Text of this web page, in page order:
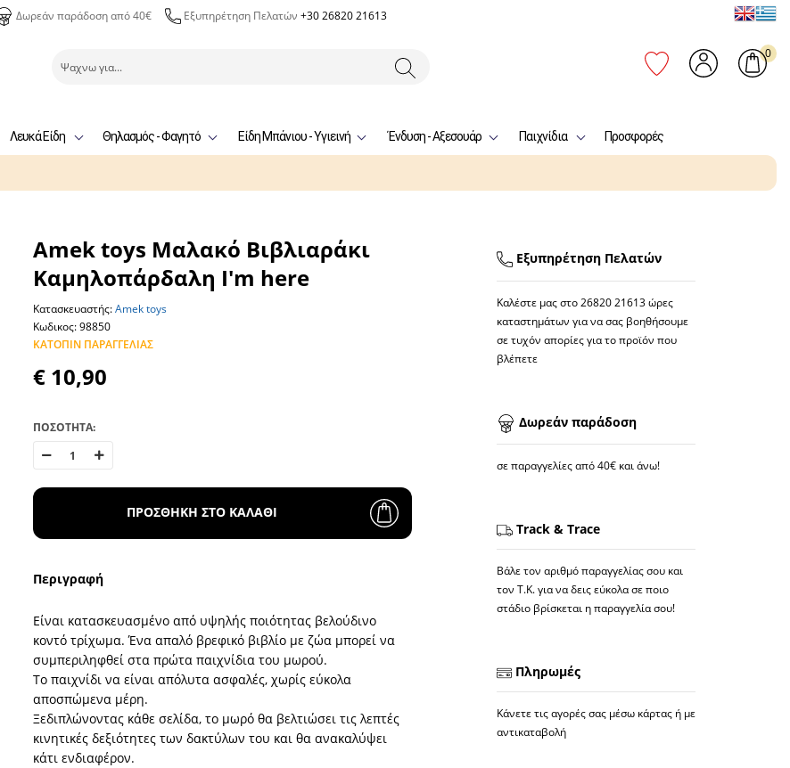
Δωρεάν παράδοση από 40€ Εξυπηρέτηση Πελατών +30 26820 21613
0
Λευκά Είδη Θηλασμός - Φαγητό Είδη Μπάνιου - Υγιεινή Ένδυση - Αξεσουάρ Παιχνίδια Προσφορές
Amek toys Μαλακό Βιβλιαράκι
Καμηλοπάρδαλη I'm here
Κατασκευαστής:Amek toys
Κωδικος: 98850
ΚΑΤΌΠΙΝ ΠΑΡΑΓΓΕΛΊΑΣ
€ 10,90
ΠΟΣΟΤΗΤΑ:
ΠΡΟΣΘΗΚΗ ΣΤΟ ΚΑΛΑΘΙ
Περιγραφή
Είναι κατασκευασμένο από υψηλής ποιότητας βελούδινο
κοντό τρίχωμα. Ένα απαλό βρεφικό βιβλίο με ζώα μπορεί να
συμπεριληφθεί στα πρώτα παιχνίδια του μωρού.
Το παιχνίδι να είναι απόλυτα ασφαλές, χωρίς εύκολα
αποσπώμενα μέρη.
Ξεδιπλώνοντας κάθε σελίδα, το μωρό θα βελτιώσει τις λεπτές
κινητικές δεξιότητες των δακτύλων του και θα ανακαλύψει
κάτι ενδιαφέρον.
Εξυπηρέτηση Πελατών
Καλέστε μας στο26820 21613ώρες
καταστημάτων για να σας βοηθήσουμε
σε τυχόν απορίες για το προϊόν που
βλέπετε
Δωρεάν παράδοση
σε παραγγελίες από 40€ και άνω!
Track & Trace
Βάλε τον αριθμό παραγγελίας σου και
τον Τ.Κ. για να δεις εύκολα σε ποιο
στάδιο βρίσκεται η παραγγελία σου!
Πληρωμές
Κάνετε τις αγορές σας μέσω κάρτας ή με
αντικαταβολή